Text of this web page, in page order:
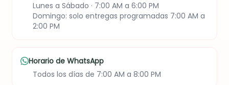
Lunes a Sábado · 7:00 AM a 6:00 PM
Domingo: solo entregas programadas 7:00 AM a
2:00 PM
Horario de WhatsApp
Todos los días de 7:00 AM a 8:00 PM